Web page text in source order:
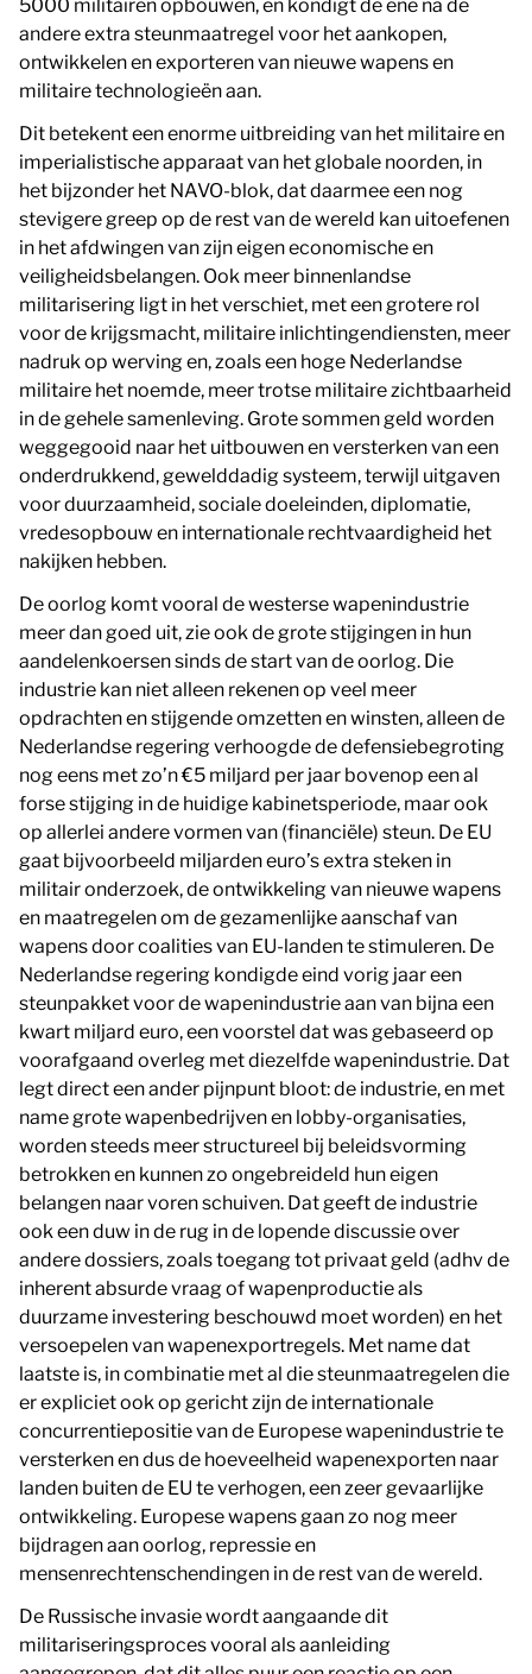
5000 militairen opbouwen, en kondigt de ene na de
andere extra steunmaatregel voor het aankopen,
ontwikkelen en exporteren van nieuwe wapens en
militaire technologieën aan.
Dit betekent een enorme uitbreiding van het militaire en
imperialistische apparaat van het globale noorden, in
het bijzonder het NAVO-blok, dat daarmee een nog
stevigere greep op de rest van de wereld kan uitoefenen
in het afdwingen van zijn eigen economische en
veiligheidsbelangen. Ook meer binnenlandse
militarisering ligt in het verschiet, met een grotere rol
voor de krijgsmacht, militaire inlichtingendiensten, meer
nadruk op werving en, zoals een hoge Nederlandse
militaire het noemde, meer trotse militaire zichtbaarheid
in de gehele samenleving. Grote sommen geld worden
weggegooid naar het uitbouwen en versterken van een
onderdrukkend, gewelddadig systeem, terwijl uitgaven
voor duurzaamheid, sociale doeleinden, diplomatie,
vredesopbouw en internationale rechtvaardigheid het
nakijken hebben.
De oorlog komt vooral de westerse wapenindustrie
meer dan goed uit, zie ook de grote stijgingen in hun
aandelenkoersen sinds de start van de oorlog. Die
industrie kan niet alleen rekenen op veel meer
opdrachten en stijgende omzetten en winsten, alleen de
Nederlandse regering verhoogde de defensiebegroting
nog eens met zo’n €5 miljard per jaar bovenop een al
forse stijging in de huidige kabinetsperiode, maar ook
op allerlei andere vormen van (financiële) steun. De EU
gaat bijvoorbeeld miljarden euro’s extra steken in
militair onderzoek, de ontwikkeling van nieuwe wapens
en maatregelen om de gezamenlijke aanschaf van
wapens door coalities van EU-landen te stimuleren. De
Nederlandse regering kondigde eind vorig jaar een
steunpakket voor de wapenindustrie aan van bijna een
kwart miljard euro, een voorstel dat was gebaseerd op
voorafgaand overleg met diezelfde wapenindustrie. Dat
legt direct een ander pijnpunt bloot: de industrie, en met
name grote wapenbedrijven en lobby-organisaties,
worden steeds meer structureel bij beleidsvorming
betrokken en kunnen zo ongebreideld hun eigen
belangen naar voren schuiven. Dat geeft de industrie
ook een duw in de rug in de lopende discussie over
andere dossiers, zoals toegang tot privaat geld (adhv de
inherent absurde vraag of wapenproductie als
duurzame investering beschouwd moet worden) en het
versoepelen van wapenexportregels. Met name dat
laatste is, in combinatie met al die steunmaatregelen die
er expliciet ook op gericht zijn de internationale
concurrentiepositie van de Europese wapenindustrie te
versterken en dus de hoeveelheid wapenexporten naar
landen buiten de EU te verhogen, een zeer gevaarlijke
ontwikkeling. Europese wapens gaan zo nog meer
bijdragen aan oorlog, repressie en
mensenrechtenschendingen in de rest van de wereld.
De Russische invasie wordt aangaande dit
militariseringsproces vooral als aanleiding